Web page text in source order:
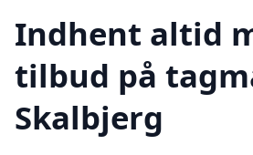
Indhent altid
tilbud på
Skalbjerg